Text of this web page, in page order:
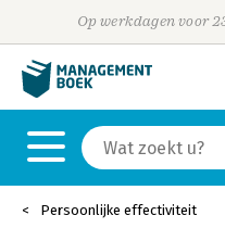
Op werkdagen voor
Persoonlijke effectiviteit